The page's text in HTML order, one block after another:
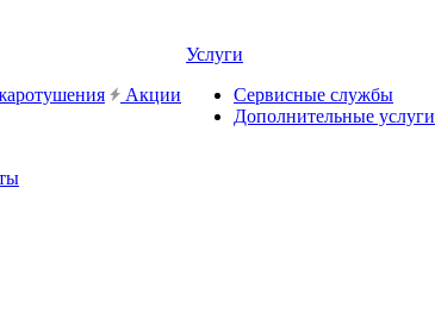
Акции
Услуги
Сервисные службы
Дополнительные услуги